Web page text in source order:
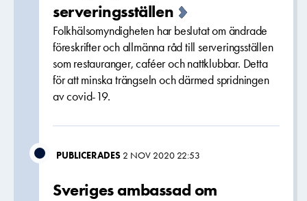
serveringsställen
Folkhälsomyndigheten har beslutat om ändrade
föreskrifter och allmänna råd till serveringsställen
som restauranger, caféer och nattklubbar. Detta
för att minska trängseln och därmed spridningen
av covid-19.
PUBLICERADES 2 NOV 2020 22:53
Sveriges ambassad om